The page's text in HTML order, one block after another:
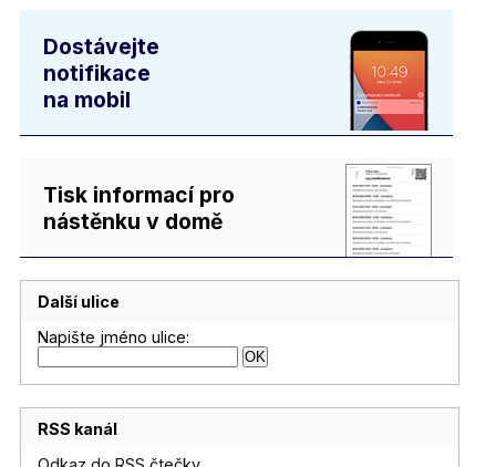
Dostávejte
notifikace
na mobil
Tisk informací pro
nástěnku v domě
Další ulice
Napište jméno ulice:
RSS kanál